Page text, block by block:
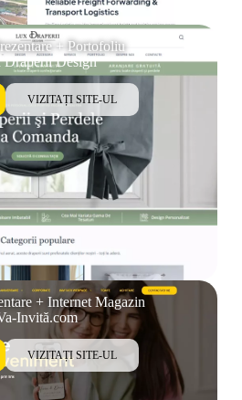
+ Portofoliu
Draperii Design
VIZITAȚI SITE-UL
+ Internet Magazin
Invită.com
VIZITAȚI SITE-UL